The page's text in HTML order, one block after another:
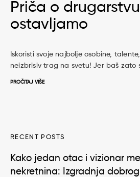
Priča o
ostavljamo
Iskoristi svoje najbolje osobine,
neizbrisiv trag na svetu! Jer baš zato
PROČITAJ VIŠE
RECENT POSTS
Kako jedan otac i vizionar
nekretnina: Izgradnja